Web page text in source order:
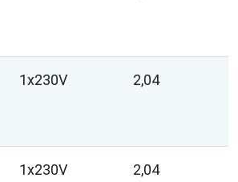
1x230V 2,04
1x230V 2,04